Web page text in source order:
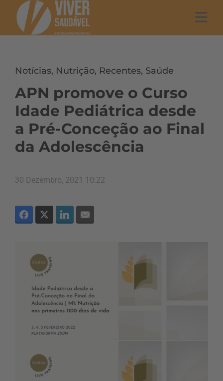
Notícias, Nutrição, Recentes, Saúde
APN promove o Curso
Idade Pediátrica desde
a Pré-Conceção ao Final
da Adolescência
30 Dezembro, 2021 10:22